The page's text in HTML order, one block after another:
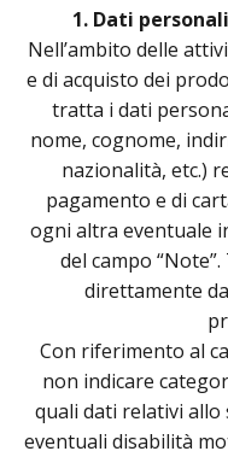
1. Dati
Nell’ambito delle
e di acquisto dei
tratta i dati
nome, cognome,
nazionalità, etc.)
pagamento e di
ogni altra eventuale
del campo
direttamente
Con riferimento al
non indicare
quali dati relativi
eventuali disabilità